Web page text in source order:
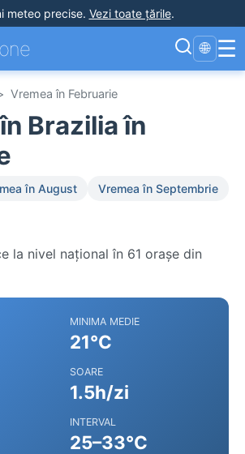
meteo precise. Vezi toate țările.
one 🌐 ☰
Vremea în Februarie
Brazilia în
în August
Vremea în Septembrie
la nivel național în 61 orașe din
MINIMA MEDIE
21°C
SOARE
1.5h/zi
INTERVAL
25–33°C